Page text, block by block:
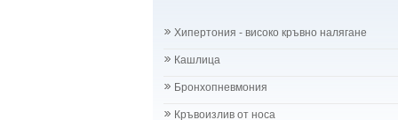
Рубеола
Температура - висока
Хрема при бебето и детето
Хипертония - високо кръвно налягане
Кашлица
Бронхопневмония
Кръвоизлив от носа